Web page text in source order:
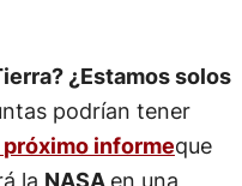
¿Estamos solos
podrían tener
próximo informeque
la NASA en una